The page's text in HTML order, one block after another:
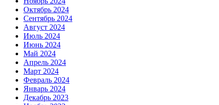
Октябрь 2024
Сентябрь 2024
Август 2024
Июль 2024
Июнь 2024
Май 2024
Апрель 2024
Март 2024
Февраль 2024
Январь 2024
Декабрь 2023